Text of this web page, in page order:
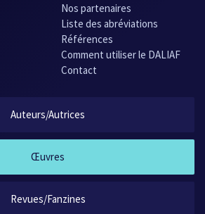
Nos partenaires
Liste des abréviations
Références
Comment utiliser le DALIAF
Contact
Auteurs/Autrices
Œuvres
Revues/Fanzines